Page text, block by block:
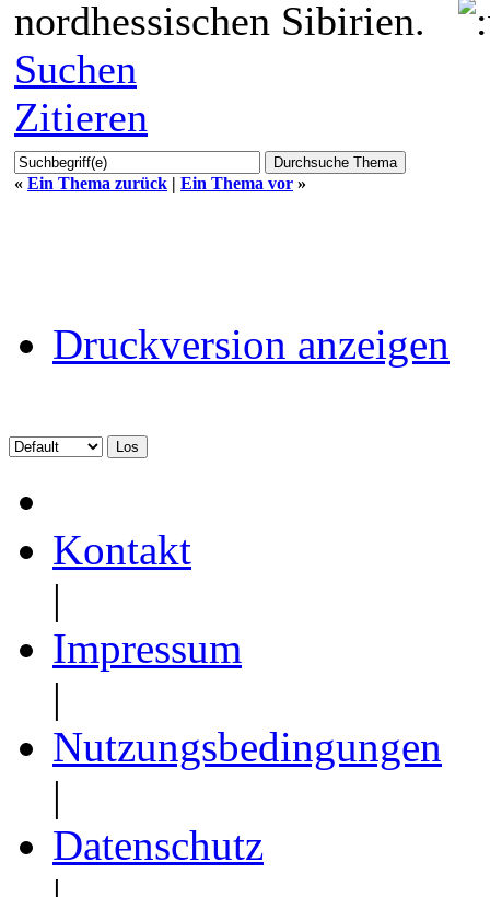
nordhessischen Sibirien.
Suchen
Zitieren
« Ein Thema zurück | Ein Thema vor »
Druckversion anzeigen
Kontakt
|
Impressum
|
Nutzungsbedingungen
|
Datenschutz